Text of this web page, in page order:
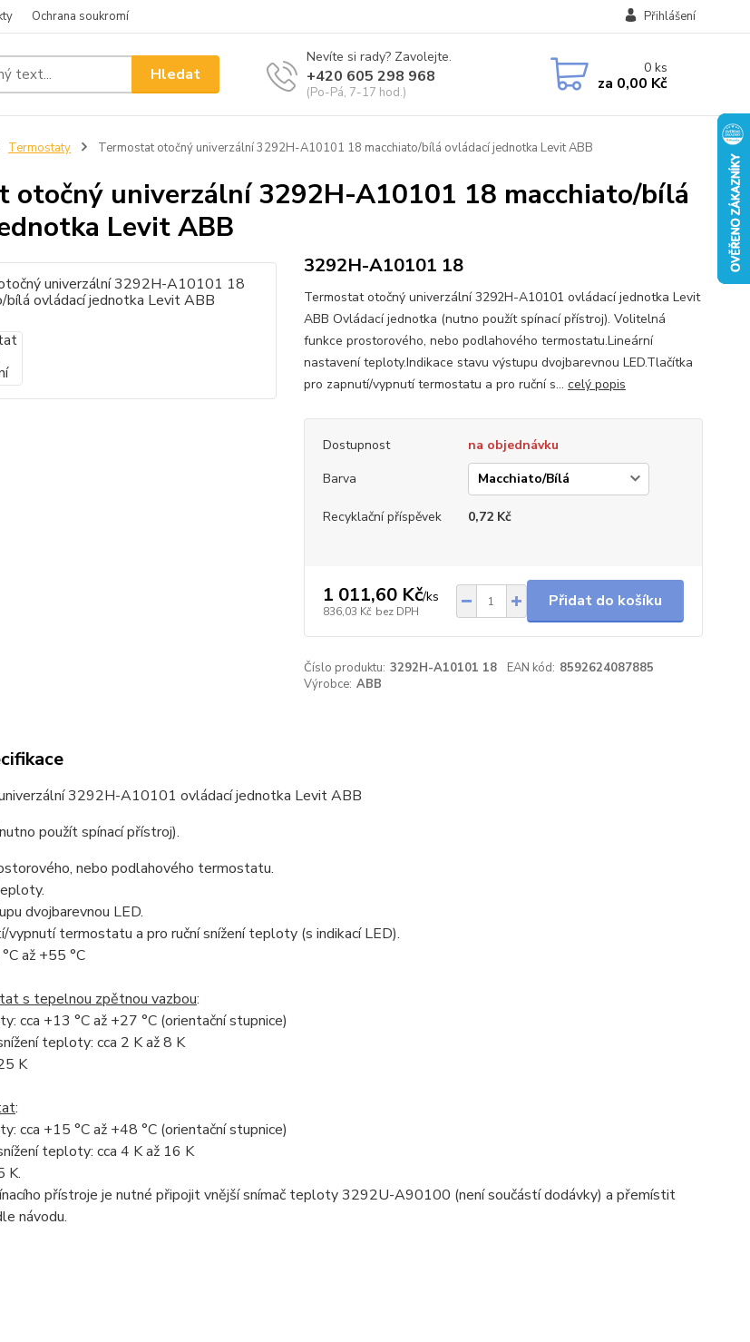
Ochrana soukromí Přihlášení
Hledat
Nevíte si rady? Zavolejte.
+420 605 298 968
(Po-Pá, 7-17 hod.)
0ks
za 0,00 Kč
Termostaty Termostat otočný univerzální 3292H-A10101 18 macchiato/bílá ovládací jednotka Levit ABB
otočný univerzální 3292H-A10101 18 macchiato/bílá
Levit ABB
3292H-A10101 18
Termostat otočný univerzální 3292H-A10101 ovládací jednotka Levit
ABB Ovládací jednotka (nutno použít spínací přístroj). Volitelná
funkce prostorového, nebo podlahového termostatu.Lineární
nastavení teploty.Indikace stavu výstupu dvojbarevnou LED.Tlačítka
pro zapnutí/vypnutí termostatu a pro ruční s... celý popis
Dostupnost
na objednávku
Barva
Recyklační příspěvek 0,72 Kč
1 011,60 Kč/ks
836,03 Kč bez DPH
Přidat do košíku
Číslo produktu: 3292H-A10101 18 EAN kód: 8592624087885
Výrobce: ABB
3292H-A10101 ovládací jednotka Levit ABB
použít spínací přístroj).
nebo podlahového termostatu.
dvojbarevnou LED.
vypnutí termostatu a pro ruční snížení teploty (s indikací LED).
až +55 °C
s tepelnou zpětnou vazbou:
cca +13 °C až +27 °C (orientační stupnice)
teploty: cca 2 K až 8 K
K
:
cca +15 °C až +48 °C (orientační stupnice)
teploty: cca 4 K až 16 K
K.
přístroje je nutné připojit vnější snímač teploty 3292U-A90100 (není součástí dodávky) a přemístit
návodu.